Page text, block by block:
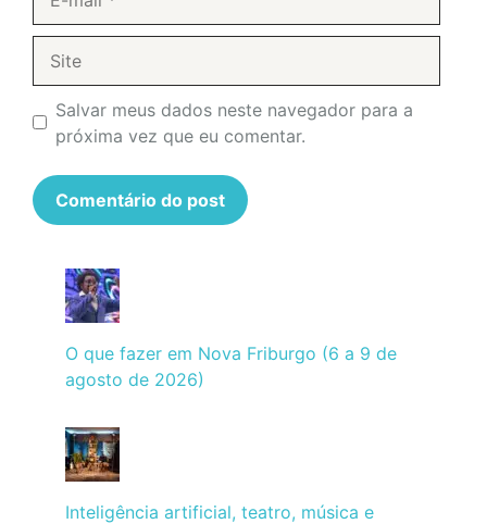
mail
Salvar meus dados neste navegador para a
próxima vez que eu comentar.
O que fazer em Nova Friburgo (6 a 9 de
agosto de 2026)
Inteligência artificial, teatro, música e